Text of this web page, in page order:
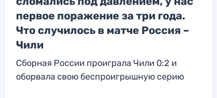
первое поражение за три года.
Что случилось в матче Россия –
Чили
Сборная России проиграла Чили 0:2 и
оборвала свою беспроигрышную серию